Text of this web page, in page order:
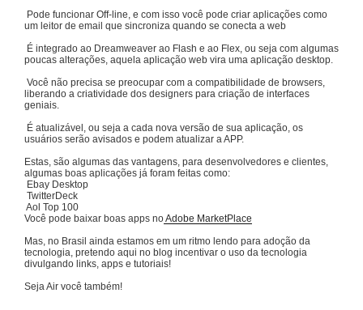
Pode funcionar Off-line, e com isso você pode criar aplicações como
um leitor de email que sincroniza quando se conecta a web
É integrado ao Dreamweaver ao Flash e ao Flex, ou seja com algumas
poucas alterações, aquela aplicação web vira uma aplicação desktop.
Você não precisa se preocupar com a compatibilidade de browsers,
liberando a criatividade dos designers para criação de interfaces
geniais.
É atualizável, ou seja a cada nova versão de sua aplicação, os
usuários serão avisados e podem atualizar a APP.
Estas, são algumas das vantagens, para desenvolvedores e clientes,
algumas boas aplicações já foram feitas como:
Ebay Desktop
TwitterDeck
Aol Top 100
Você pode baixar boas apps noAdobe MarketPlace
Mas, no Brasil ainda estamos em um ritmo lendo para adoção da
tecnologia, pretendo aqui no blog incentivar o uso da tecnologia
divulgando links, apps e tutoriais!
Seja Air você também!